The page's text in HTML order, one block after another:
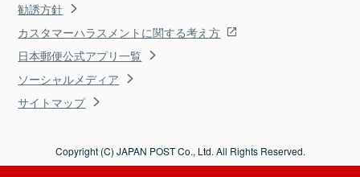
勧誘方針
カスタマーハラスメントに関する考え方
日本郵便公式アプリ一覧
ソーシャルメディア
サイトマップ
Copyright (C) JAPAN POST Co., Ltd. All Rights Reserved.